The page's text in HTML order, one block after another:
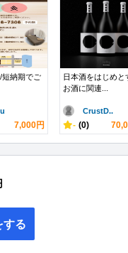
短納期でご
7,000円
日本酒をはじめと
お酒に関連...
CrustD..
- (0)
する